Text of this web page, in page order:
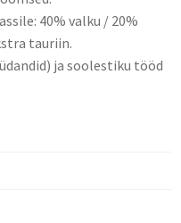
40% valku / 20%
tauriin.
ja soolestiku tööd